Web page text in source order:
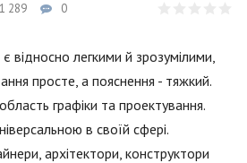
1 289 0
відносно легкими й зрозумілими,
просте, а пояснення - тяжкий.
графіки та проектування.
в своїй сфері.
архітектори, конструктори